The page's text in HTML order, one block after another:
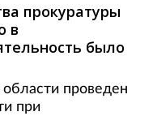
прокуратуры
в
было
проведен
при